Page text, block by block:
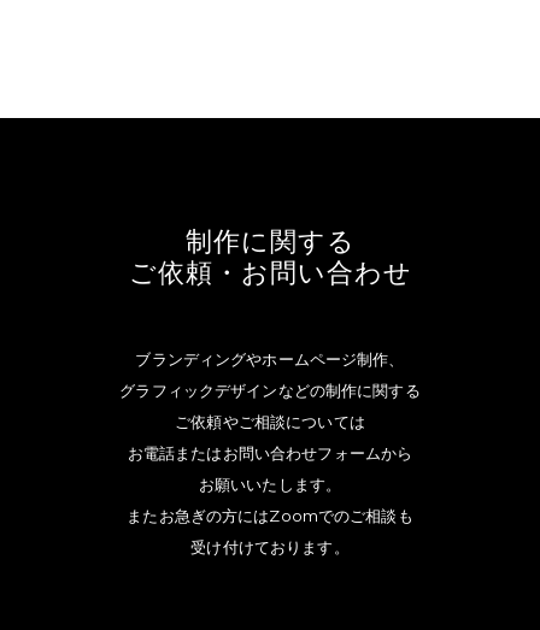
制作に関する
ご依頼・お問い合わせ
ブランディングやホームページ制作、
グラフィックデザインなどの制作に関する
ご依頼やご相談については
お電話またはお問い合わせフォームから
お願いいたします。
またお急ぎの方にはZoomでのご相談も
受け付けております。